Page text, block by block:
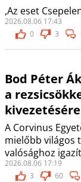
,Az eset
2026.08.06 17:43
0
3
Bod Péter
a
kivezetésére
A Corvinus
mielőbb világos
valósághoz
2026.08.06 17:19
3
60